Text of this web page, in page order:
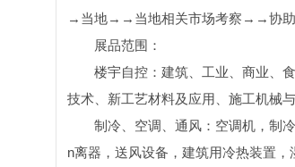
→当地→→当地相关市场考察→→协助
展品范围：
楼宇自控：建筑、工业、商业、
技术、新工艺材料及应用、施工机械与
制冷、空调、通风：空调机，制
n离器，送风设备，建筑用冷热装置